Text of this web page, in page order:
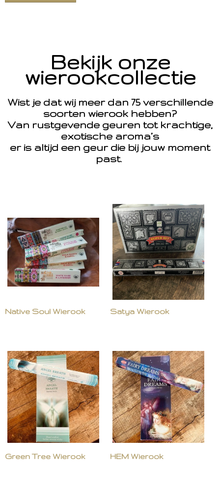
Bekijk onze
wierookcollectie
Wist je dat wij meer dan 75 verschillende
soorten wierook hebben?
Van rustgevende geuren tot krachtige,
exotische aroma’s
er is altijd een geur die bij jouw moment
past.
Native Soul Wierook Satya Wierook
Green Tree Wierook HEM Wierook